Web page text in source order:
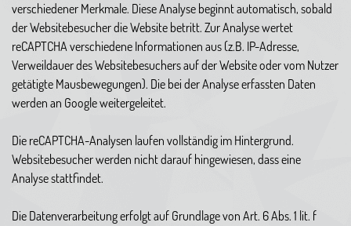
verschiedener Merkmale. Diese Analyse beginnt automatisch, sobald
der Websitebesucher die Website betritt. Zur Analyse wertet
reCAPTCHA verschiedene Informationen aus (z.B. IP-Adresse,
Verweildauer des Websitebesuchers auf der Website oder vom Nutzer
getätigte Mausbewegungen). Die bei der Analyse erfassten Daten
werden an Google weitergeleitet.
Die reCAPTCHA-Analysen laufen vollständig im Hintergrund.
Websitebesucher werden nicht darauf hingewiesen, dass eine
Analyse stattfindet.
Die Datenverarbeitung erfolgt auf Grundlage von Art. 6 Abs. 1 lit. f